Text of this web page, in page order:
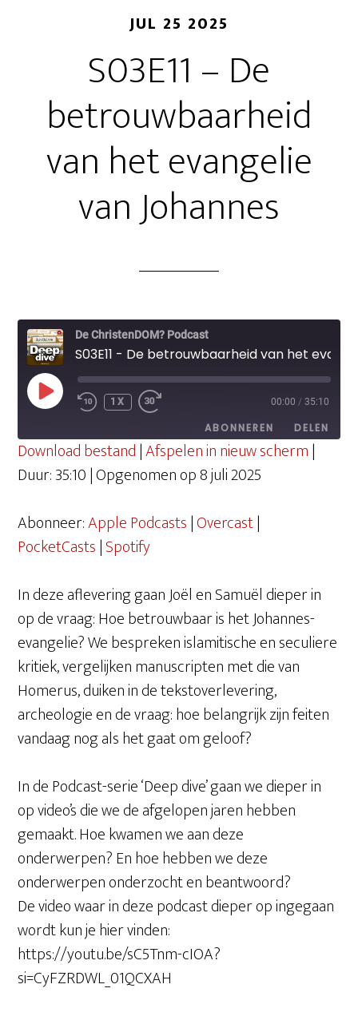
JUL 25 2025
S03E11 – De
betrouwbaarheid
van het evangelie
van Johannes
De ChristenDOM? Podcast
PLAY
EPISODE
1X 00:00 / 35:10
ABONNEREN DELEN
Apple Podcasts Overcast
RSS FEED
DELEN
LINK
Download bestand|Afspelen in nieuw scherm|
Duur: 35:10|Opgenomen op 8 juli 2025
Abonneer:Apple Podcasts|Overcast|
PocketCasts|Spotify
In deze aflevering gaan Joël en Samuël dieper in
op de vraag: Hoe betrouwbaar is het Johannes-
evangelie? We bespreken islamitische en seculiere
kritiek, vergelijken manuscripten met die van
Homerus, duiken in de tekstoverlevering,
archeologie en de vraag: hoe belangrijk zijn feiten
vandaag nog als het gaat om geloof?
In de Podcast-serie ‘Deep dive’ gaan we dieper in
op video’s die we de afgelopen jaren hebben
gemaakt. Hoe kwamen we aan deze
onderwerpen? En hoe hebben we deze
onderwerpen onderzocht en beantwoord?
De video waar in deze podcast dieper op ingegaan
wordt kun je hier vinden:
https://youtu.be/sC5Tnm-cIOA?
si=CyFZRDWL_01QCXAH